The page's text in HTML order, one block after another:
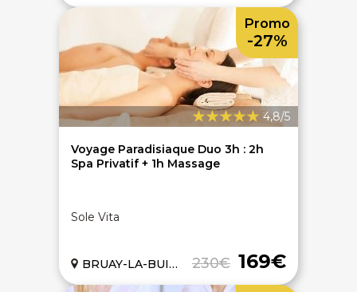
4,8/5
Voyage Paradisiaque Duo 3h : 2h
Spa Privatif + 1h Massage
Sole Vita
230€ 169€
BRUAY-LA-BUISSIERE (62)
Promo
-27%